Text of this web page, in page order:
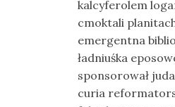
kalcyferolem
cmoktali
emergentna
ładniuśka
sponsorował
curia